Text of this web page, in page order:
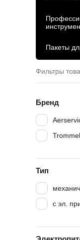
Пакеты
Фильтры
Бренд
Тип
с эл.